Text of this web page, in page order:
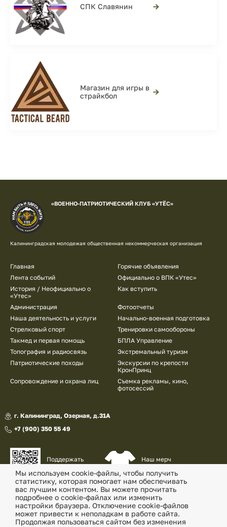
СПК Славянин →
Магазин для игры в
страйкбол
→
«ВОЕННО-ПАТРИОТИЧЕСКИЙ КЛУБ «УТЁС»
Калининградская молодежая общественная некоммерческая организация
Подвал
Главная
Горячие объявления
Лента событий
Официально о ВПК «Утес»
История / Неофициально о
«Утес»
Как вступить
Администрация
Фотоотчеты
Наша деятельность и услуги
Начально-военная подготовка
Стрелковый спорт
Тренировки самообороны
Такмед и первая помощь
БПЛА Управление
Топография и радиосвязь
Экстремальный туризм
Патриотические походы
Экскурсии по крепости
КронПринц
Сопровождение и охрана лиц
Съемка рекламы, кино,
фотосессий
г. Калининград, Озерная, д.31А
+7 (900) 350 55 49
Поддержать
наш проект
Наш мерч
и сувениры
© «Военно-патриотический клуб «Утес» , 2026
Политика конфиденциальности
Согласие на обработку перс. данных
Мы используем cookie-файлы, чтобы получить
статистику, которая помогает нам обеспечивать
вас лучшим контентом. Вы можете прочитать
подробнее о cookie-файлах или изменить
настройки браузера. Отключение cookie-файлов
может привести к неполадкам в работе сайта.
Продолжая пользоваться сайтом без изменения